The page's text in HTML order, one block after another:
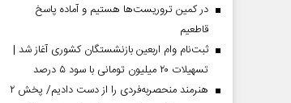
در کمین تروریست‌ها هستیم و آماده پاسخ
قاطعیم
ثبت‌نام وام اربعین بازنشستگان کشوری آغاز شد |
تسهیلات ۲۰ میلیون تومانی با سود ۵ درصد
هنرمند منحصر‌به‌فردی را از دست دادیم/ پخش ۲